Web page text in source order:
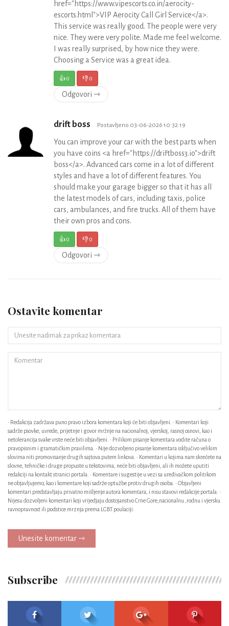
href="https://www.vipescorts.co.in/aerocity-
escorts.html">VIP Aerocity Call Girl Service</a>.
This service was really good. The people were very
nice. They were very polite. Made me feel welcome.
I was really surprised, by how nice they were.
Choosing a Service was a great idea.
👍0 👎0
Odgovori ⇾
drift boss Postavljeno 03-06-2026 10:32:19
You can improve your car with the best parts when
you have coins <a href="https://driftboss3.io">drift
boss</a>. Advanced cars come in a lot of different
styles and have a lot of different features. You
should make your garage bigger so that it has all
the latest models of cars, including taxis, police
cars, ambulances, and fire trucks. All of them have
their own pros and cons.
👍0 👎0
Odgovori ⇾
Ostavite komentar
• Redakcija zadržava puno pravo izbora komentara koji će biti objavljeni. • Komentari koji
sadrže psovke, uvrede, prijetnje i govor mržnje na nacionalnoj, vjerskoj, rasnoj osnovi, kao i
netolerancija svake vrste neće biti objavljeni. • Prilikom pisanje komentara vodite računa o
pravopisnim i gramatičkim pravilima. • Nije dozvoljeno pisanje komentara isključivo velikim
slovima niti promovisanje drugih sajtova putem linkova. • Komentari u kojima nam skrećete na
slovne, tehničke i druge propuste u tekstovima, neće biti objavljeni, ali ih možete uputiti
redakciji na kontakt stranici portala. • Komentare i sugestije u vezi sa uređivačkom politikom
ne objavljujemo, kao i komentare koji sadrže optužbe protiv drugih osoba. • Objavljeni
komentari predstavljaju privatno mišljenje autora komentara, i nisu stavovi redakcije portala. •
Nijesu dozvoljeni komentari koji vrijedjaju dostojanstvo Crne Gore,nacionalnu ,rodnu i vjersku
ravnopravnost ili podstice mrznja prema LGBT poulaciji.
Unesite komentar ⇾
Subscribe